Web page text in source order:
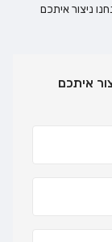
ניצור איתכם
את הפרטים ונציג מטעם זירה 1 יצור איתכם